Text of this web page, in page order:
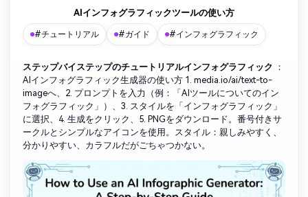
AIインフォグラフィックツールの使い方
#チュートリアル #ガイド #インフォグラフィック
ステップバイステップのチュートリアルインフォグラフィック ：
AIインフォグラフィック生成器の使い方 1. media.io/ai/text-to-
imageへ、2. プロンプトを入力（例：「AIツールについてのイン
フォグラフィック」）、3. スタイルを「インフォグラフィック」
に選択、4. 生成をクリック、5. PNGをダウンロード。番号付きサ
ークルとシンプルなアイコンを使用。スタイル：親しみやすく、
分かりやすい、カラフルだがごちゃつかない。